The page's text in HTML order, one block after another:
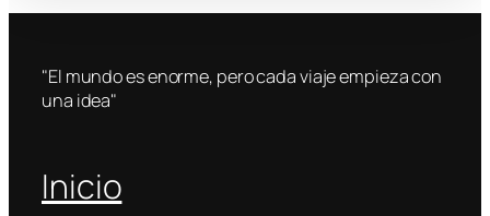
"El mundo es enorme, pero cada viaje empieza con
una idea"
Inicio